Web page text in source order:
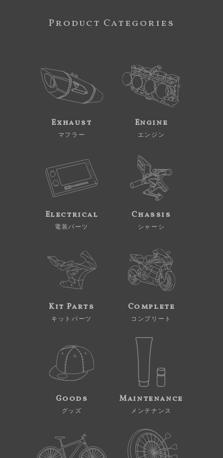
Product Categories
Exhaust
マフラー
Engine
エンジン
Electrical
電装パーツ
Chassis
シャーシ
Kit Parts
キットパーツ
Complete
コンプリート
Goods
グッズ
Maintenance
メンテナンス